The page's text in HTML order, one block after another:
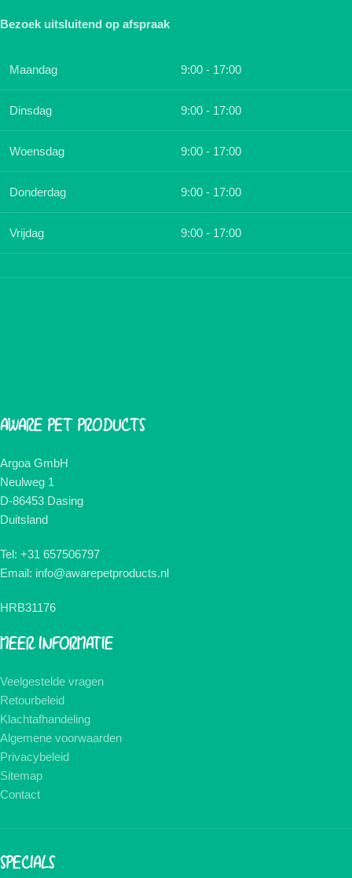
Bezoek uitsluitend op afspraak
Maandag 9:00 - 17:00
Dinsdag 9:00 - 17:00
Woensdag 9:00 - 17:00
Donderdag 9:00 - 17:00
Vrijdag 9:00 - 17:00
AWARE PET PRODUCTS
Argoa GmbH
Neulweg 1
D-86453 Dasing
Duitsland
Tel: +31 657506797
Email: info@awarepetproducts.nl
HRB31176
MEER INFORMATIE
Veelgestelde vragen
Retourbeleid
Klachtafhandeling
Algemene voorwaarden
Privacybeleid
Sitemap
Contact
SPECIALS